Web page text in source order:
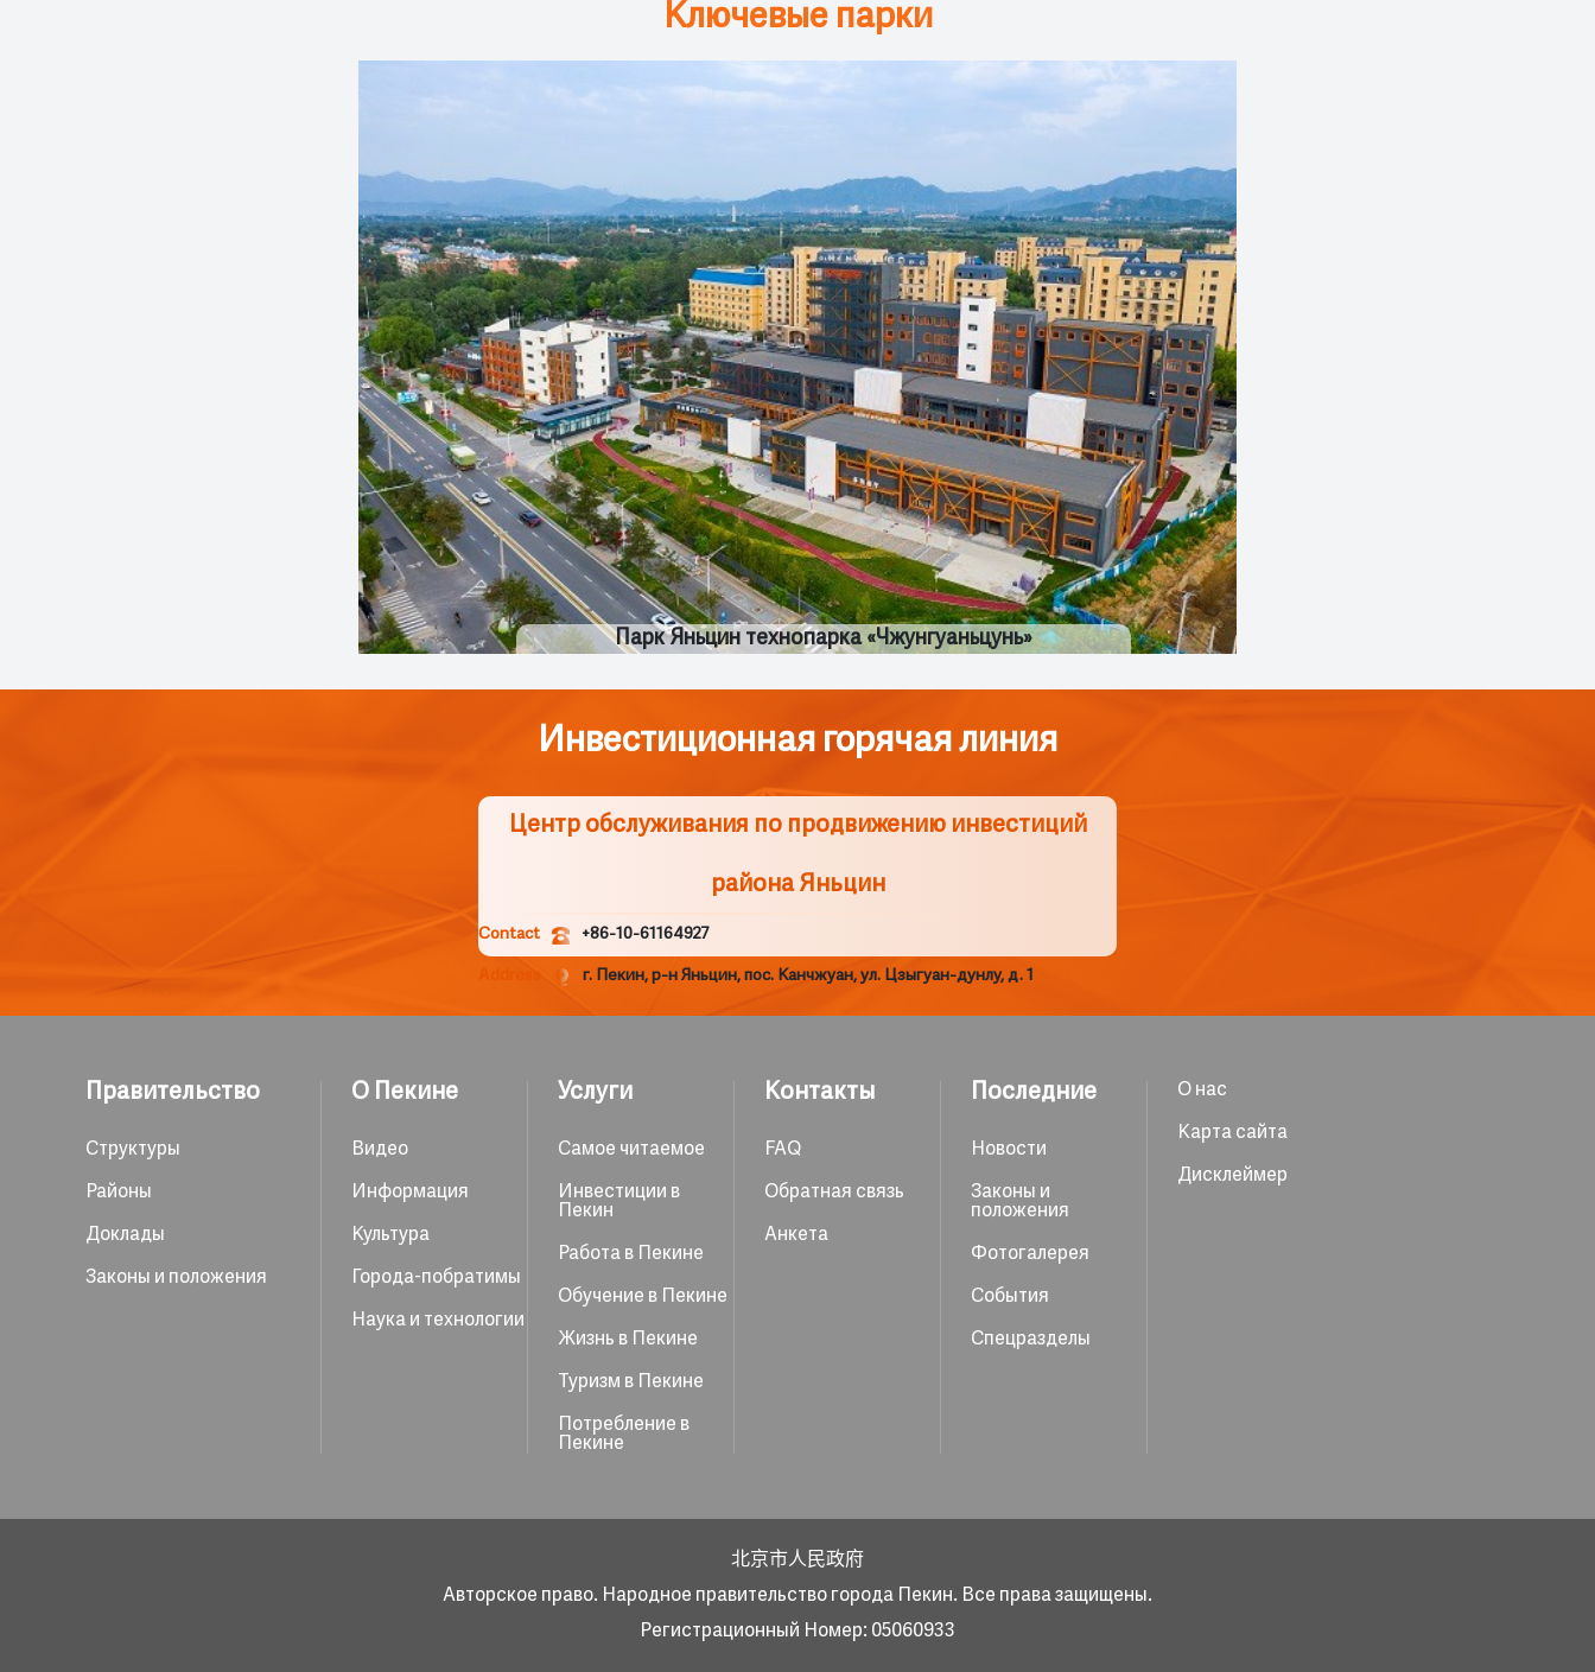
Ключевые парки
Парк Яньцин технопарка «Чжунгуаньцунь»
Инвестиционная горячая линия
Центр обслуживания по продвижению инвестиций
района Яньцин
Contact +86-10-61164927
г. Пекин, р-н Яньцин, пос. Канчжуан, ул. Цзыгуан-дунлу, д. 1
Правительство
Структуры
Районы
Доклады
Законы и положения
О Пекине
Видео
Информация
Культура
Города-побратимы
Наука и технологии
Услуги
Самое читаемое
Инвестиции в
Пекин
Работа в Пекине
Обучение в Пекине
Жизнь в Пекине
Туризм в Пекине
Потребление в
Пекине
Контакты
FAQ
Обратная связь
Анкета
Последние
Новости
Законы и
положения
Фотогалерея
События
Спецразделы
О нас
Карта сайта
Дисклеймер
北京市人民政府
Авторское право. Народное правительство города Пекин. Все права защищены.
Регистрационный Номер: 05060933